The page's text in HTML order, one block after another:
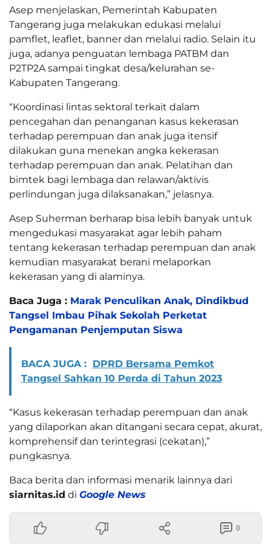
Asep menjelaskan, Pemerintah Kabupaten
Tangerang juga melakukan edukasi melalui
pamflet, leaflet, banner dan melalui radio. Selain itu
juga, adanya penguatan lembaga PATBM dan
P2TP2A sampai tingkat desa/kelurahan se-
Kabupaten Tangerang.
“Koordinasi lintas sektoral terkait dalam
pencegahan dan penanganan kasus kekerasan
terhadap perempuan dan anak juga itensif
dilakukan guna menekan angka kekerasan
terhadap perempuan dan anak. Pelatihan dan
bimtek bagi lembaga dan relawan/aktivis
perlindungan juga dilaksanakan,” jelasnya.
Asep Suherman berharap bisa lebih banyak untuk
mengedukasi masyarakat agar lebih paham
tentang kekerasan terhadap perempuan dan anak
kemudian masyarakat berani melaporkan
kekerasan yang di alaminya.
Baca Juga : Marak Penculikan Anak, Dindikbud
Tangsel Imbau Pihak Sekolah Perketat
Pengamanan Penjemputan Siswa
BACA JUGA : DPRD Bersama Pemkot
Tangsel Sahkan 10 Perda di Tahun 2023
“Kasus kekerasan terhadap perempuan dan anak
yang dilaporkan akan ditangani secara cepat, akurat,
komprehensif dan terintegrasi (cekatan),”
pungkasnya.
Baca berita dan informasi menarik lainnya dari
siarnitas.id di Google News
0